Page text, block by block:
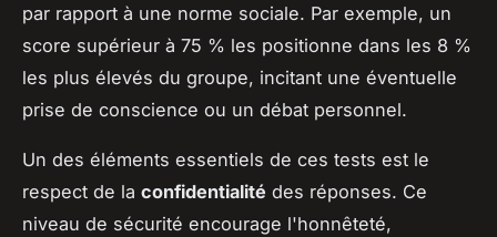
par rapport à une norme sociale. Par exemple, un
score supérieur à 75 % les positionne dans les 8 %
les plus élevés du groupe, incitant une éventuelle
prise de conscience ou un débat personnel.
Un des éléments essentiels de ces tests est le
respect de la confidentialité des réponses. Ce
niveau de sécurité encourage l'honnêteté,